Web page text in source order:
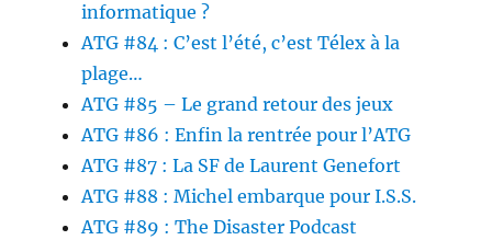
informatique ?
ATG #84 : C’est l’été, c’est Télex à la
plage…
ATG #85 – Le grand retour des jeux
ATG #86 : Enfin la rentrée pour l’ATG
ATG #87 : La SF de Laurent Genefort
ATG #88 : Michel embarque pour I.S.S.
ATG #89 : The Disaster Podcast